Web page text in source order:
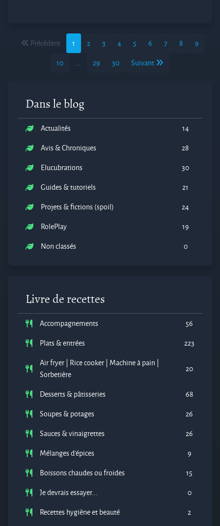
Précédent 1 2 3 4 5 6 7 8
9
10
... 29 30 Suivant
Dans le blog
Actualités
14
Avis & Chroniques
28
Elucubrations
30
Guides & tutoriels
21
Projets & fictions (spoil)
24
RolePlay
19
Non classés
0
Livre de recettes
Accompagnements
56
Plats & entrées
223
Air fryer | Rice cooker | Machine à pain |
Sorbetière
20
Desserts & pâtisseries
68
Soupes & potages
26
Sauces & vinaigrettes
26
Mélanges d'épices
9
Boissons chaudes ou froides
15
Je devrais essayer...
0
Recettes hygiène et beauté
2